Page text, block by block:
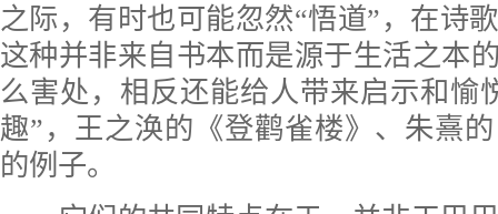
之际，有时也可能忽然“悟道”，在诗
这种并非来自书本而是源于生活之本
么害处，相反还能给人带来启示和愉
趣”，王之涣的《登鹳雀楼》、朱熹
的例子。